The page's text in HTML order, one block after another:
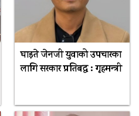
घाइते जेनजी युवाको उपचारका
लागि सरकार प्रतिबद्ध : गृहमन्त्री